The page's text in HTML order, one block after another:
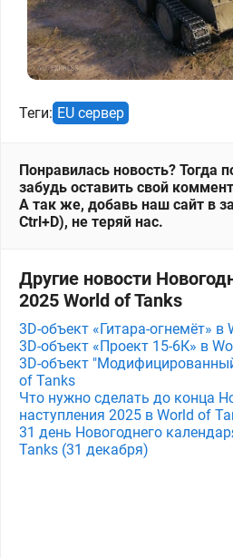
Теги: EU сервер
Понравилась новость? Тогда
забудь оставить свой
А так же, добавь наш сайт в
Ctrl+D), не теряй нас.
Другие новости
2025 World of Tanks
3D-объект «Гитара-огнемёт» в
3D-объект «Проект 15-6К» в
3D-объект
of Tanks
Что нужно сделать до конца
наступления 2025 в World of
31 день Новогоднего
Tanks (31 декабря)